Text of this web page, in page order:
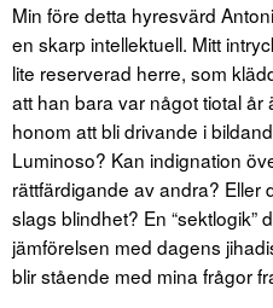
Min före detta hyresvärd
en skarp intellektuell. Mitt
lite reserverad herre, som
att han bara var något tiotal år
honom att bli drivande i
Luminoso? Kan indignation
rättfärdigande av andra? Eller
slags blindhet? En “sektlogik”
jämförelsen med dagens
blir stående med mina frågor